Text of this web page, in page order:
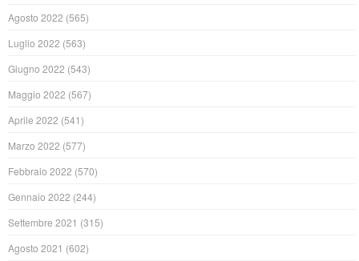
Agosto 2022 (565)
Luglio 2022 (563)
Giugno 2022 (543)
Maggio 2022 (567)
Aprile 2022 (541)
Marzo 2022 (577)
Febbraio 2022 (570)
Gennaio 2022 (244)
Settembre 2021 (315)
Agosto 2021 (602)